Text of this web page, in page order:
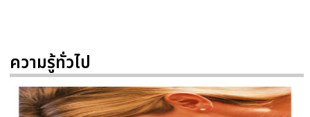
ความรู้ทั่วไป